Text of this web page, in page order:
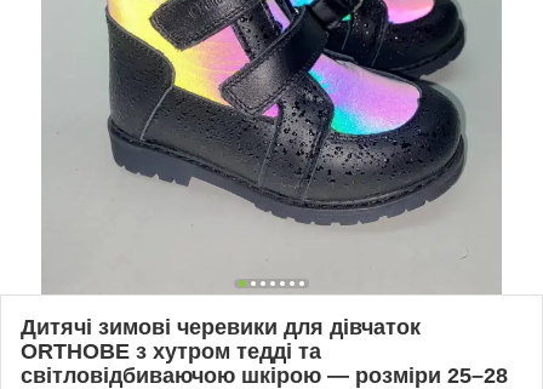
Дитячі зимові черевики для дівчаток
ORTHOBE з хутром тедді та
світловідбиваючою шкірою — розміри 25–28